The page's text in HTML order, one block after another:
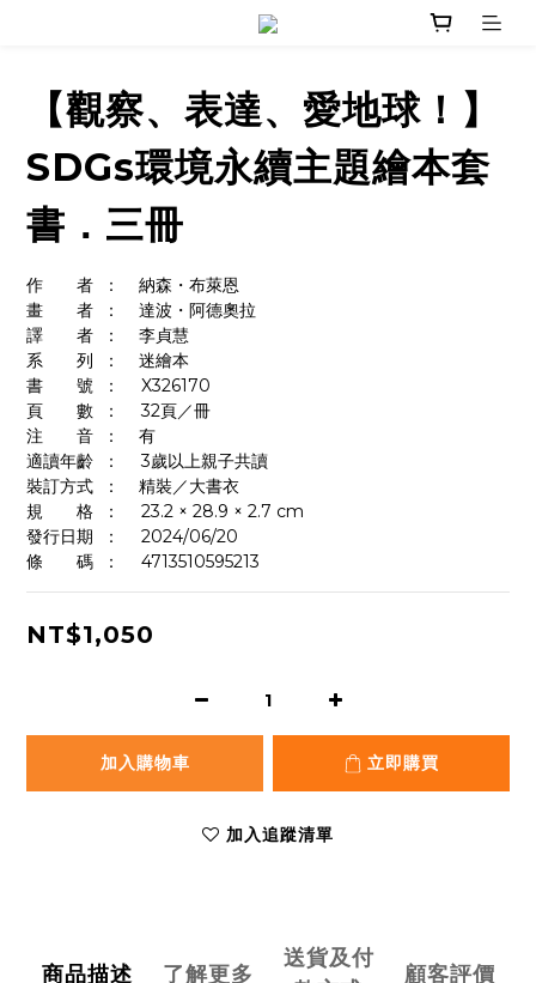
【觀察、表達、愛地球！】
SDGs環境永續主題繪本套
書．三冊
作　　者	：    納森・布萊恩
畫　　者	：    達波・阿德奧拉
譯　　者	：    李貞慧
系　　列	：    迷繪本
書　　號	：	X326170
頁　　數	：	32頁／冊
注　　音	：    有
適讀年齡	：	3歲以上親子共讀
裝訂方式	：    精裝／大書衣
規　　格	：	23.2 × 28.9 × 2.7 cm
發行日期	：	2024/06/20
條　　碼	：  	4713510595213
NT$1,050
加入購物車 立即購買
加入追蹤清單
商品描述 了解更多
送貨及付
顧客評價